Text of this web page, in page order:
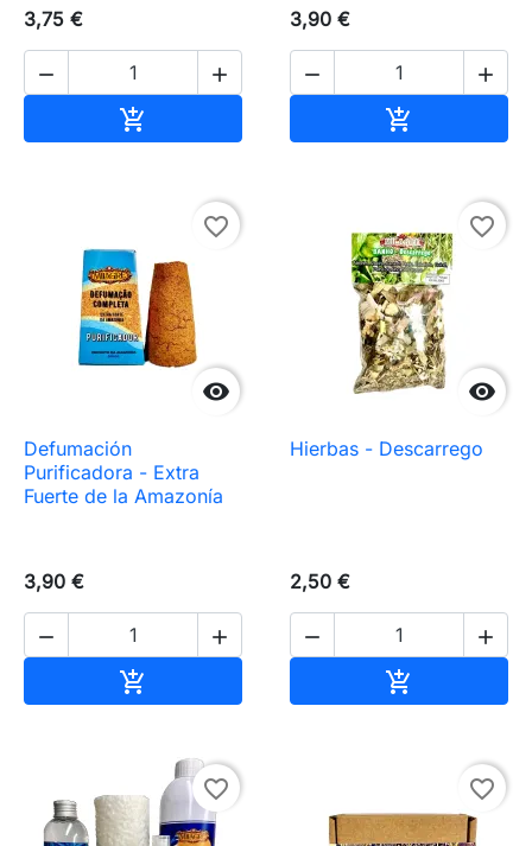
3,75 €
 

3,90 €
 


favorite_border
Defumación
Purificadora - Extra
Fuerte de la Amazonía
3,90 €
 


favorite_border
Hierbas - Descarrego
2,50 €
 

favorite_border favorite_border